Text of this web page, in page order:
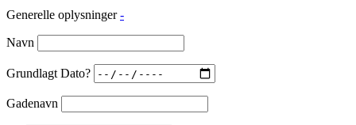
Generelle oplysninger -
Navn
Grundlagt Dato?
Gadenavn